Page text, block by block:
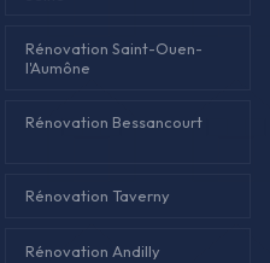
Rénovation Saint-Ouen-
l'Aumône
Rénovation Bessancourt
Rénovation Taverny
Rénovation Andilly